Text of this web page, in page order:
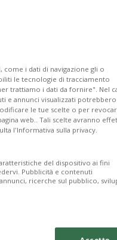
stato
come i dati di navigazione gli o
le tecnologie di tracciamento
trattiamo i dati da fornire". Nel
e annunci visualizzati
le tue scelte o per
web.. Tali scelte avranno
l'Informativa sulla privacy.
del dispositivo ai fini
Pubblicità e contenuti
ricerche sul pubblico,